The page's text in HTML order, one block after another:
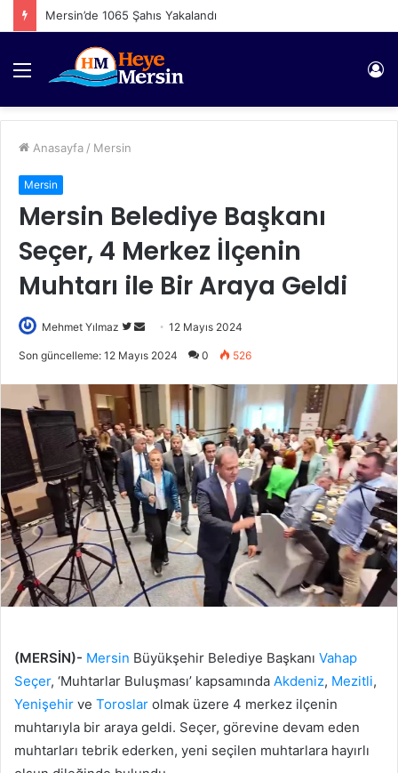
Mersin’de 1065 Şahıs Yakalandı
Menü
Anasayfa / Mersin
Mersin
Mersin Belediye Başkanı
Seçer, 4 Merkez İlçenin
Muhtarı ile Bir Araya Geldi
Mehmet Yılmaz
Twitter'da
Bir
göndermek
12 Mayıs 2024
Son güncelleme: 12 Mayıs 2024 0 526
(MERSİN)- Mersin Büyükşehir Belediye Başkanı Vahap
Seçer, ‘Muhtarlar Buluşması’ kapsamında Akdeniz, Mezitli,
Yenişehir ve Toroslar olmak üzere 4 merkez ilçenin
muhtarıyla bir araya geldi. Seçer, görevine devam eden
muhtarları tebrik ederken, yeni seçilen muhtarlara hayırlı